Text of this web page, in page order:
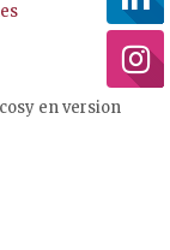
en version